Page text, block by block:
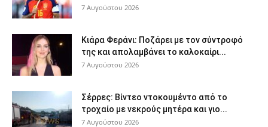
7 Αυγούστου 2026
Κιάρα Φεράνι: Ποζάρει με τον σύντροφό
της και απολαμβάνει το καλοκαίρι...
7 Αυγούστου 2026
Σέρρες: Βίντεο ντοκουμέντο από το
τροχαίο με νεκρούς μητέρα και γιο...
7 Αυγούστου 2026